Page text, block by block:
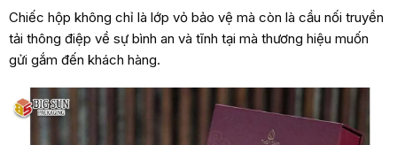
Chiếc hộp không chỉ là lớp vỏ bảo vệ mà còn là cầu nối truyền
tải thông điệp về sự bình an và tĩnh tại mà thương hiệu muốn
gửi gắm đến khách hàng.